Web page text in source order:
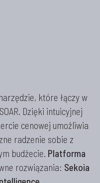
które łączy w
Dzięki intuicyjnej
cenowej umożliwia
radzenie sobie z
budżecie. Platforma
rozwiązania: Sekoia